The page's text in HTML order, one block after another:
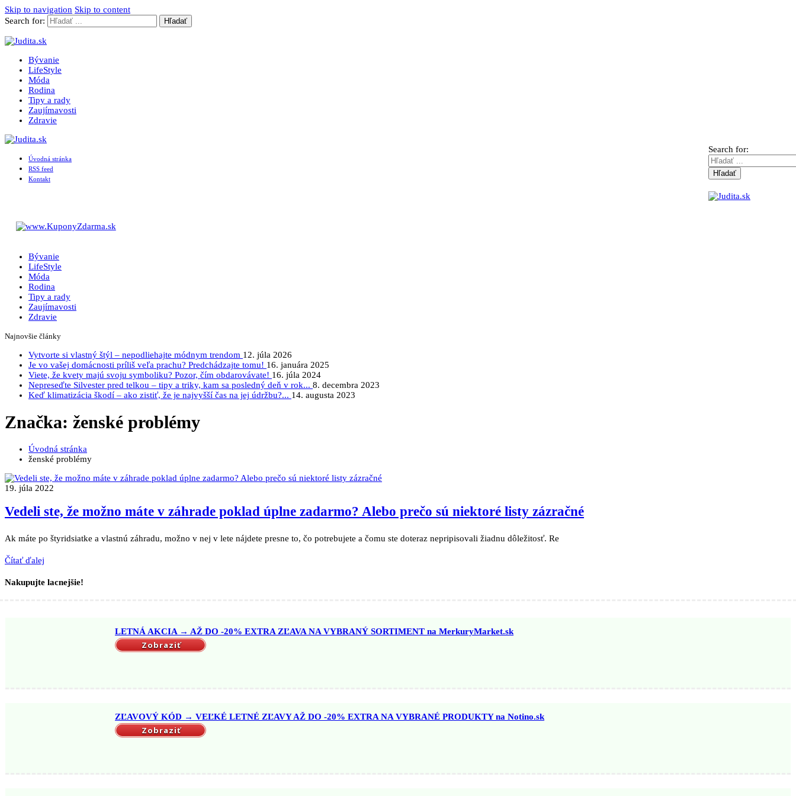
Skip to navigation Skip to content
Search for:
Judita.sk
Magazín pre ženy
Bývanie
LifeStyle
Móda
Rodina
Tipy a rady
Zaujímavosti
Zdravie
Úvodná stránka
RSS feed
Kontakt
Search for:
Bývanie
LifeStyle
Móda
Rodina
Tipy a rady
Zaujímavosti
Zdravie
Najnovšie články
Vytvorte si vlastný štýl – nepodliehajte módnym trendom 12. júla 2026
Je vo vašej domácnosti príliš veľa prachu? Predchádzajte tomu! 16. januára 2025
Viete, že kvety majú svoju symboliku? Pozor, čím obdarovávate! 16. júla 2024
Nepreseďte Silvester pred telkou – tipy a triky, kam sa posledný deň v rok... 8. decembra 2023
Keď klimatizácia škodí – ako zistiť, že je najvyšší čas na jej údržbu?... 14. augusta 2023
Značka: ženské problémy
Úvodná stránka
ženské problémy
19. júla 2022
Vedeli ste, že možno máte v záhrade poklad úplne zadarmo? Alebo prečo sú niektoré listy zázračné
Ak máte po štyridsiatke a vlastnú záhradu, možno v nej v lete nájdete presne to, čo potrebujete a čomu ste doteraz nepripisovali žiadnu dôležitosť. Re
Čítať ďalej
Nakupujte lacnejšie!
LETNÁ AKCIA → AŽ DO -20% EXTRA ZĽAVA NA VYBRANÝ SORTIMENT na MerkuryMarket.sk
Zobraziť
ZĽAVOVÝ KÓD → VEĽKÉ LETNÉ ZĽAVY AŽ DO -20% EXTRA NA VYBRANÉ PRODUKTY na Notino.sk
Zobraziť